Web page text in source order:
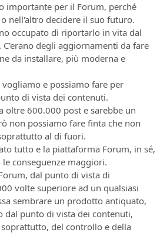
importante per il Forum, perché
nell'altro decidere il suo futuro.
occupato di riportarlo in vita dal
degli aggiornamenti da fare
da installare, più moderna e
vogliamo e possiamo fare per
di vista dei contenuti.
oltre 600.000 post e sarebbe un
non possiamo fare finta che non
al di fuori.
tutto e la piattaforma Forum, in sé,
conseguenze maggiori.
dal punto di vista di
volte superiore ad un qualsiasi
sembrare un prodotto antiquato,
dal punto di vista dei contenuti,
del controllo e della